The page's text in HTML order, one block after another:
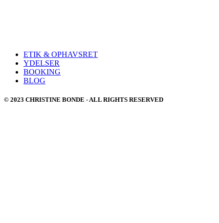
ETIK & OPHAVSRET
YDELSER
BOOKING
BLOG
© 2023 CHRISTINE BONDE - ALL RIGHTS RESERVED